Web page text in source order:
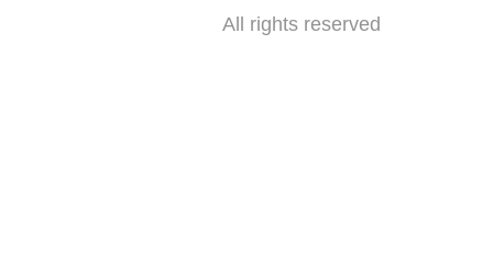
All rights reserved